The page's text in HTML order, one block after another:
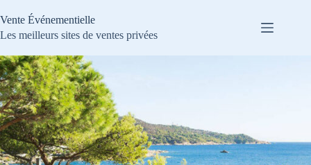
au
contenu
Vente Événementielle
Les meilleurs sites de ventes privées